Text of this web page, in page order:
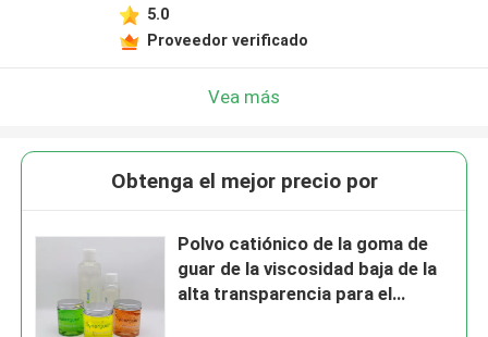
5.0
Proveedor verificado
Vea más
Obtenga el mejor precio por
Polvo catiónico de la goma de
guar de la viscosidad baja de la
alta transparencia para el